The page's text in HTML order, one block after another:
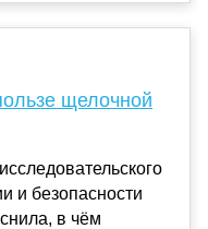
щелочной
и безопасности
в чём